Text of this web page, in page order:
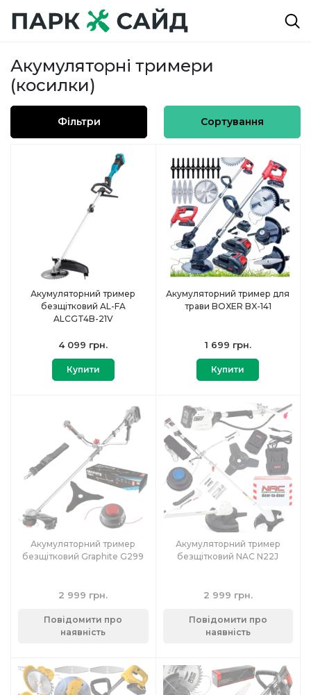
Акумуляторні тримери
(косилки)
Фільтри Сортування
Акумуляторний тример
безщітковий AL-FA
ALCGT4B-21V
4 099 грн.
Купити
Акумуляторний тример для
трави BOXER BX-141
1 699 грн.
Купити
Акумуляторний тример
безщітковий Graphite G299
2 999 грн.
Повідомити про
наявність
Акумуляторний тример
безщітковий NAC N22J
2 999 грн.
Повідомити про
наявність